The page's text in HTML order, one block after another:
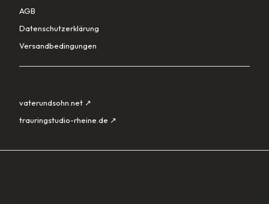
AGB
Datenschutzerklärung
Versandbedingungen
vaterundsohn.net ↗
trauringstudio-rheine.de ↗